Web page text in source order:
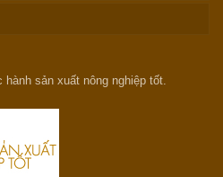
sản xuất nông nghiệp tốt.